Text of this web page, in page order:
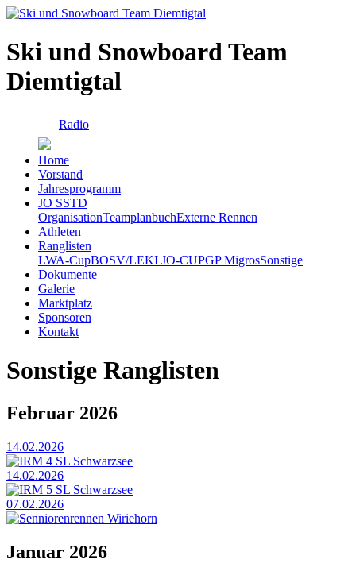
Ski und Snowboard Team
Diemtigtal
Radio
Home
Vorstand
Jahresprogramm
JO SSTD
OrganisationTeamplanbuchExterne Rennen
Athleten
Ranglisten
LWA-CupBOSV/LEKI JO-CUPGP MigrosSonstige
Dokumente
Galerie
Marktplatz
Sponsoren
Kontakt
Sonstige Ranglisten
Februar 2026
14.02.2026
IRM 4 SL Schwarzsee
14.02.2026
IRM 5 SL Schwarzsee
07.02.2026
Senniorenrennen Wiriehorn
Januar 2026